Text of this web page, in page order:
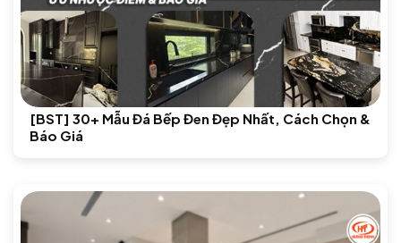
[BST] 30+ Mẫu Đá Bếp Đen Đẹp Nhất, Cách Chọn &
Báo Giá